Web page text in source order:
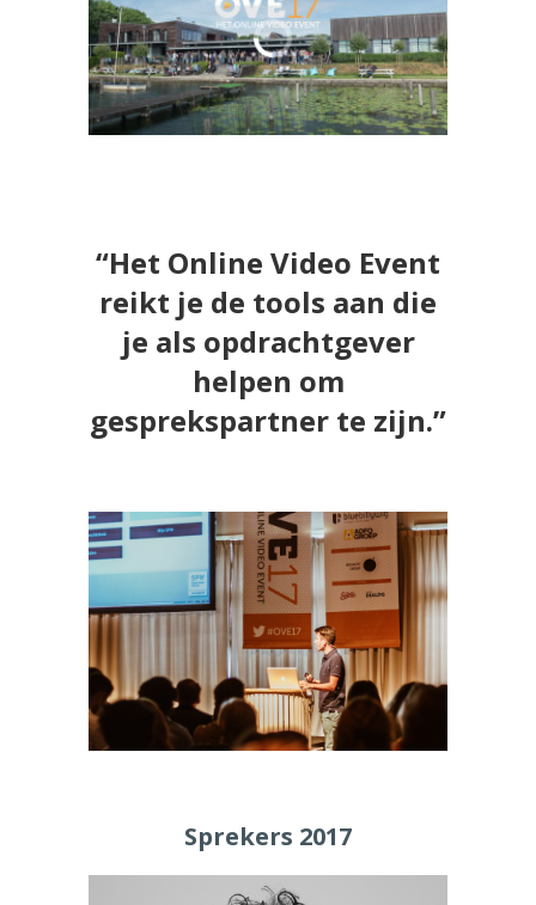
“Het Online Video Event
reikt je de tools aan die
je als opdrachtgever
helpen om
gesprekspartner te zijn.”
Sprekers 2017